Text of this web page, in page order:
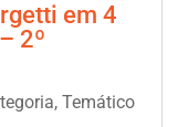
em 4
2º
,Temático